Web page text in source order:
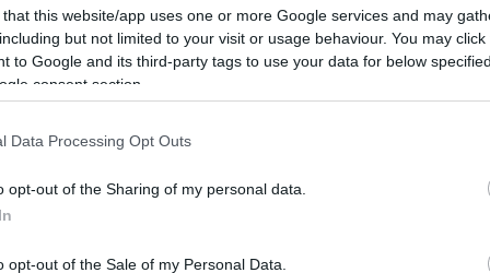
that this website/app uses one or more Google services and may
but not limited to your visit or usage behaviour. You may
to Google and its third-party tags to use your data for below
consent section.
Data Processing Opt Outs
opt-out of the Sharing of my personal data.
opt-out of the Sale of my Personal Data.
nyáron lehet hasznos egynapvitorla,
a napsugaraktól! A napvitorla remek
de akkor is jó választás, ha nem
Sőt, még praktikusabb megoldás
beszerezni.